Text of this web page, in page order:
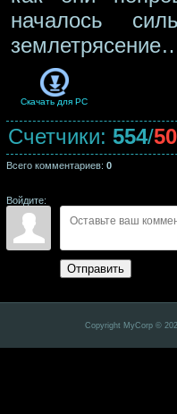
началось
Скачать для PC
Счетчики: 554/
Всего комментариев: 0
Войдите:
Отправить
Copyright MyCorp ©